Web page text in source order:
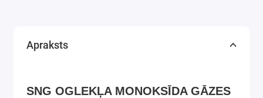
Apraksts
SNG OGLEKĻA MONOKSĪDA GĀZES